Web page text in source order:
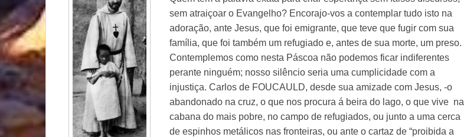
sem atraiçoar o Evangelho? Encorajo-vos a contemplar tudo isto na
adoração, ante Jesus, que foi emigrante, que teve que fugir com sua
família, que foi também um refugiado e, antes de sua morte, um preso.
Contemplemos como nesta Páscoa não podemos ficar indiferentes
perante ninguém; nosso silêncio seria uma cumplicidade com a
injustiça. Carlos de FOUCAULD, desde sua amizade com Jesus, -o
abandonado na cruz, o que nos procura á beira do lago, o que vive na
cabana do mais pobre, no campo de refugiados, ou junto a uma cerca
de espinhos metálicos nas fronteiras, ou ante o cartaz de “proibida a